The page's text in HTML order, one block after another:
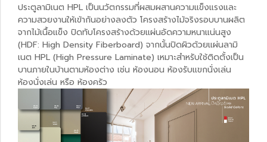
ประตูลามิเนต HPL เป็นนวัตกรรมที่ผสมผสานความแข็งแรงและ
ความสวยงานให้เข้ากันอย่างลงตัว โครงสร้างไม้จริงรอบบานผลิต
จากไม้เนื้อแข็ง ปิดทับโครงสร้างด้วยแผ่นอัดความหนาแน่นสูง
(HDF: High Density Fiberboard) จากนั้นปิดผิวด้วยแผ่นลามิ
เนต HPL (High Pressure Laminate) เหมาะสำหรับใช้ติดตั้งเป็น
บานภายในบ้านตามห้องต่าง เช่น ห้องนอน ห้องรับแขกนั่งเล่น
ห้องนั่งเล่น หรือ ห้องครัว